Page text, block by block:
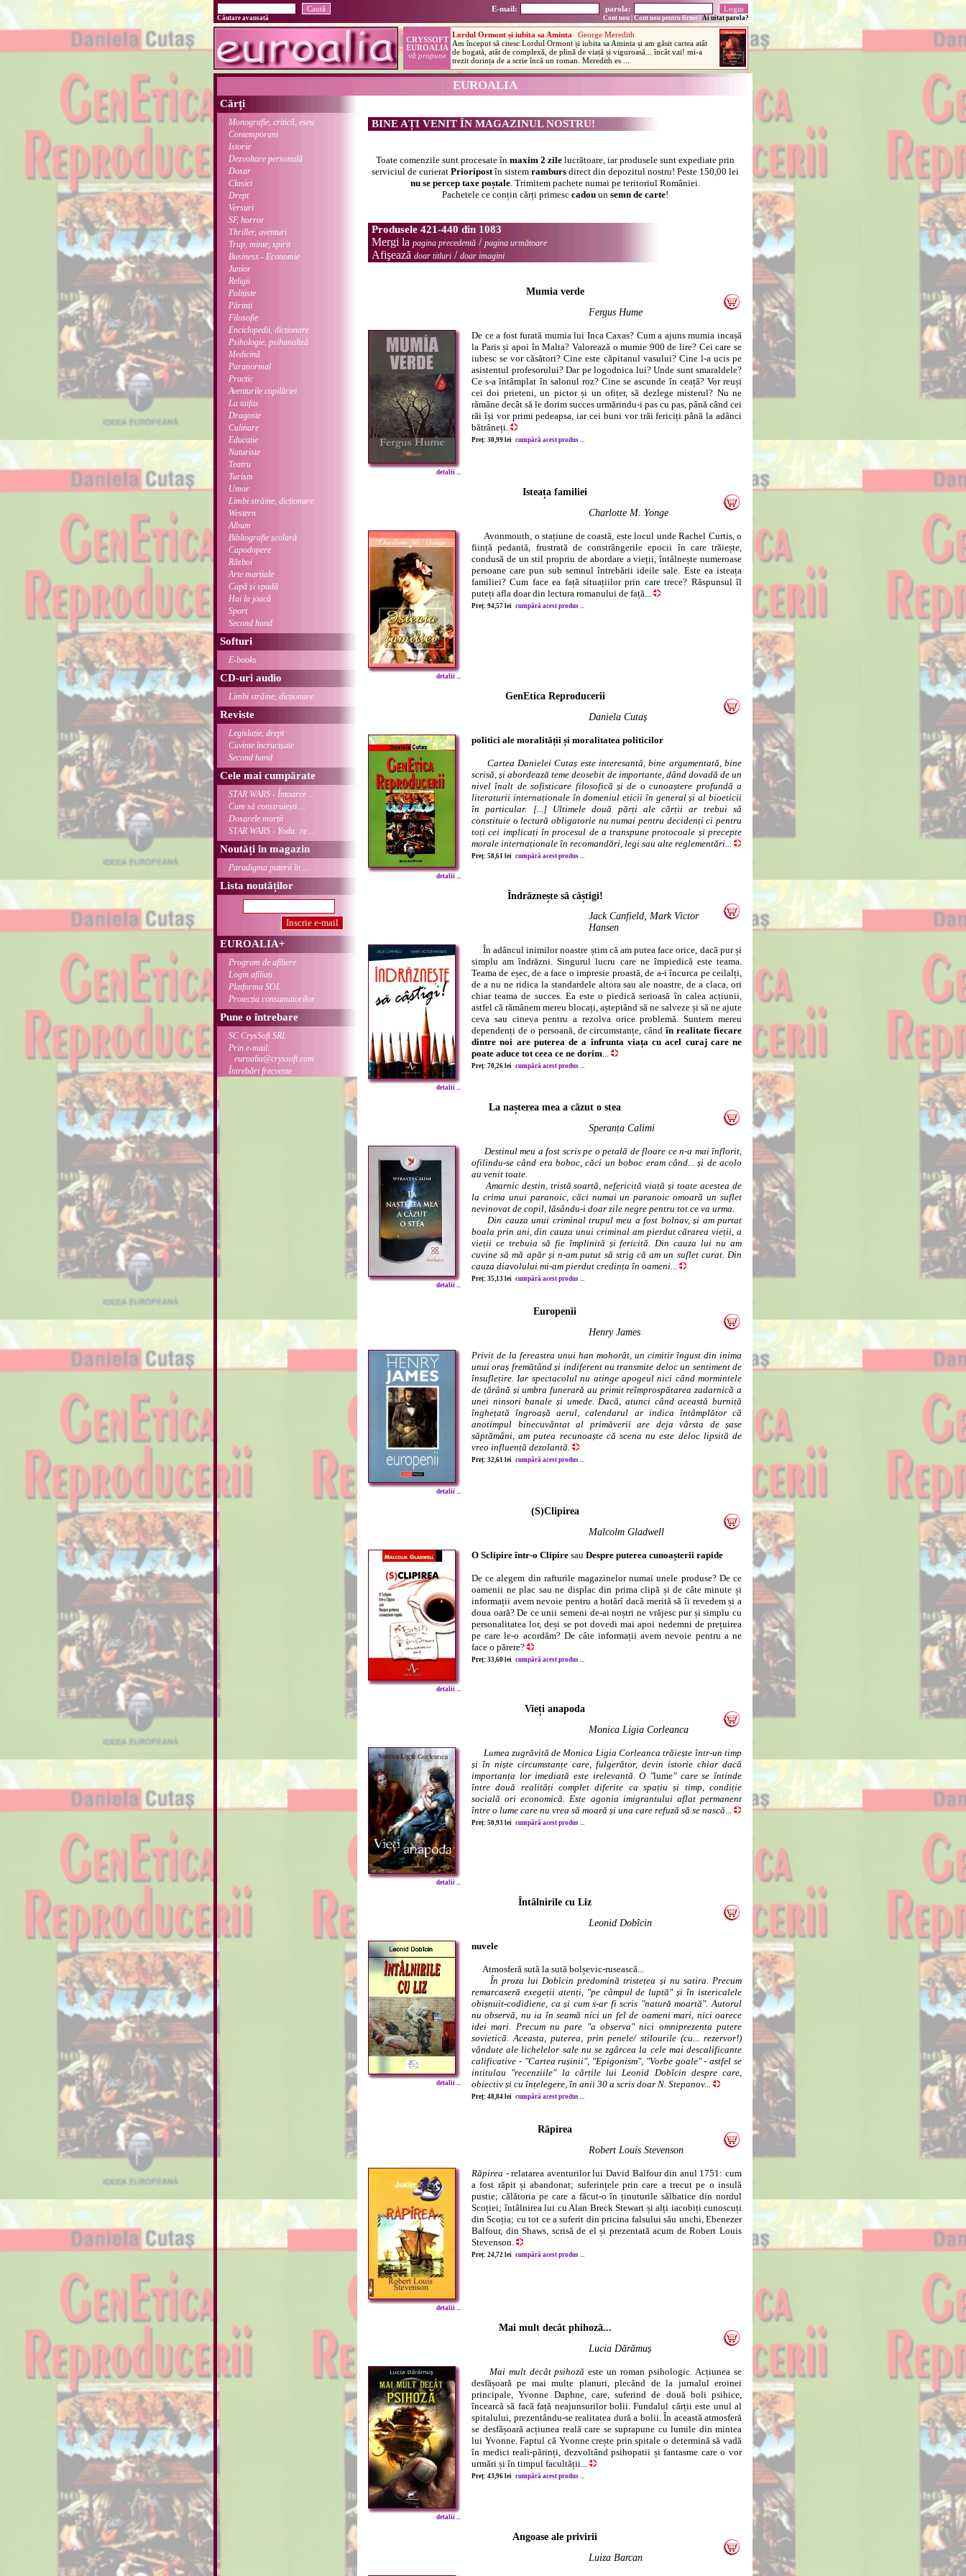
E-mail: parola:
Căutare avansată Cont nou Cont nou pentru firme Ai uitat parola?
EUROALIA
Cărți
Monografie, critică, eseu
Contemporani
Istorie
Dezvoltare personală
Dosar
Clasici
Drept
Versuri
SF, horror
Thriller, aventuri
Trup, minte, spirit
Business - Economie
Junior
Religii
Polițiste
Părinți
Filosofie
Enciclopedii, dicționare
Psihologie, psihanaliză
Medicină
Paranormal
Practic
Aventurile copilăriei
La taifas
Dragoste
Culinare
Educație
Naturiste
Teatru
Turism
Umor
Limbi străine, dicționare
Western
Album
Bibliografie școlară
Capodopere
Război
Arte marțiale
Capă și spadă
Hai la joacă
Sport
Second hand
Softuri
E-books
CD-uri audio
Limbi străine, dicționare
Reviste
Legislație, drept
Cuvinte încrucișate
Second hand
Cele mai cumpărate
STAR WARS - Întoarce ...
Cum să construiești ...
Dosarele morții
STAR WARS - Yoda: re ...
Noutăți în magazin
Paradigma puterii în ...
Lista noutăților
EUROALIA+
Program de afiliere
Login afiliați
Platforma SOL
Protecția consumatorilor
Pune o întrebare
SC CrysSoft SRL
Prin e-mail:
euroalia@cryssoft.com
Întrebări frecvente
BINE AȚI VENIT ÎN MAGAZINUL NOSTRU!
Toate comenzile sunt procesate în maxim 2 zilelucrătoare, iar produsele sunt expediate prin
serviciul de curierat Prioripostîn sistem rambursdirect din depozitul nostru! Peste 150,00 lei
nu se percep taxe poștale. Trimitem pachete numai pe teritoriul României.
Pachetele ce conțin cărți primesc cadouun semn de carte!
Produsele 421-440 din 1083
Mergi la pagina precedentă / pagina următoare
Afişează doar titluri / doar imagini
Mumia verde
Fergus Hume
detalii ...
De ce a fost furată mumia lui Inca Caxas? Cum a ajuns mumia incașă
la Paris și apoi în Malta? Valorează o mumie 900 de lire? Cei care se
iubesc se vor căsători? Cine este căpitanul vasului? Cine l-a ucis pe
asistentul profesorului? Dar pe logodnica lui? Unde sunt smaraldele?
Ce s-a întâmplat în salonul roz? Cine se ascunde în ceață? Vor reuși
cei doi prieteni, un pictor și un ofițer, să dezlege misterul? Nu ne
rămâne decât să le dorim succes urmărindu-i pas cu pas, până când cei
răi își vor primi pedeapsa, iar cei buni vor trăi fericiți până la adânci
bătrâneți.
Preț: 30,99 lei cumpără acest produs ...
Isteața familiei
Charlotte M. Yonge
detalii ...
Avonmouth, o stațiune de coastă, este locul unde Rachel Curtis, o
ființă pedantă, frustrată de constrângerile epocii în care trăiește,
condusă de un stil propriu de abordare a vieții, întâlnește numeroase
persoane care pun sub semnul întrebării ideile sale. Este ea isteața
familiei? Cum face ea față situațiilor prin care trece? Răspunsul îl
puteți afla doar din lectura romanului de față...
Preț: 94,57 lei cumpără acest produs ...
GenEtica Reproducerii
Daniela Cutaș
detalii ...
politici ale moralității și moralitatea politicilor
Cartea Danielei Cutaș este interesantă, bine argumentată, bine
scrisă, și abordează teme deosebit de importante, dând dovadă de un
nivel înalt de sofisticare filosofică și de o cunoaștere profundă a
literaturii internaționale în domeniul eticii în general și al bioeticii
în particular. [...] Ultimele două părți ale cărții ar trebui să
constituie o lectură obligatorie nu numai pentru decidenți ci pentru
toți cei implicați în procesul de a transpune protocoale și precepte
morale internaționale în recomandări, legi sau alte reglementări...
Preț: 58,61 lei cumpără acest produs ...
Îndrăznește să câștigi!
Jack Canfield, Mark Victor
Hansen
detalii ...
În adâncul inimilor noastre știm că am putea face orice, dacă pur și
simplu am îndrăzni. Singurul lucru care ne împiedică este teama.
Teama de eșec, de a face o impresie proastă, de a-i încurca pe ceilalți,
de a nu ne ridica la standardele altora sau ale noastre, de a claca, ori
chiar teama de succes. Ea este o piedică serioasă în calea acțiunii,
astfel că rămânem mereu blocați, așteptând să ne salveze și să ne ajute
ceva sau cineva pentru a rezolva orice problemă. Suntem mereu
dependenți de o persoană, de circumstanțe, cândîn realitate fiecare
dintre noi are puterea de a înfrunta viața cu acel curaj care ne
poate aduce tot ceea ce ne dorim...
Preț: 70,26 lei cumpără acest produs ...
La nașterea mea a căzut o stea
Speranța Calimi
detalii ...
Destinul meu a fost scris pe o petală de floare ce n-a mai înflorit,
ofilindu-se când era boboc, căci un boboc eram când... și de acolo
au venit toate.
Amarnic destin, tristă soartă, nefericită viață și toate acestea de
la crima unui paranoic, căci numai un paranoic omoară un suflet
nevinovat de copil, lăsându-i doar zile negre pentru tot ce va urma.
Din cauza unui criminal trupul meu a fost bolnav, și am purtat
boala prin ani, din cauza unui criminal am pierdut cărarea vieții, a
vieții ce trebuia să fie împlinită și fericită. Din cauza lui nu am
cuvine să mă apăr și n-am putut să strig că am un suflet curat. Din
cauza diavolului mi-am pierdut credința în oameni...
Preț: 35,13 lei cumpără acest produs ...
Europenii
Henry James
detalii ...
Privit de la fereastra unui han mohorât, un cimitir îngust din inima
unui oraș fremătând și indiferent nu transmite deloc un sentiment de
însuflețire. Iar spectacolul nu atinge apogeul nici când mormintele
de țărână și umbra funerară au primit reîmprospătarea zadarnică a
unei ninsori banale și umede. Dacă, atunci când această burniță
înghețată îngroașă aerul, calendarul ar indica întâmplător că
anotimpul binecuvântat al primăverii are deja vârsta de șase
săptămâni, am putea recunoaște că scena nu este deloc lipsită de
vreo influență dezolantă.
Preț: 32,61 lei cumpără acest produs ...
(S)Clipirea
Malcolm Gladwell
detalii ...
O Sclipire într-o Clipire sau Despre puterea cunoașterii rapide
De ce alegem din rafturile magazinelor numai unele produse? De ce
oamenii ne plac sau ne displac din prima clipă și de câte minute și
informații avem nevoie pentru a hotărî dacă merită să îi revedem și a
doua oară? De ce unii semeni de-ai noștri ne vrăjesc pur și simplu cu
personalitatea lor, deși se pot dovedi mai apoi nedemni de prețuirea
pe care le-o acordăm? De câte informații avem nevoie pentru a ne
face o părere?
Preț: 33,60 lei cumpără acest produs ...
Vieți anapoda
Monica Ligia Corleanca
detalii ...
Lumea zugrăvită de Monica Ligia Corleanca trăiește într-un timp
și în niște circumstanțe care, fulgerător, devin istorie chiar dacă
importanța lor imediată este irelevantă. O "lume" care se întinde
între două realități complet diferite ca spațiu și timp, condiție
socială ori economică. Este agonia imigrantului aflat permanent
între o lume care nu vrea să moară și una care refuză să se nască...
Preț: 50,93 lei cumpără acest produs ...
Întâlnirile cu Liz
Leonid Dobîcin
detalii ...
nuvele
Atmosferă sută la sută bolșevic-rusească...
În proza lui Dobîcin predomină tristețea și nu satira. Precum
remarcaseră exegeții atenți, "pe câmpul de luptă" și în istericalele
obișnuit-codidiene, ca și cum s-ar fi scris "natură moartă". Autorul
nu observă, nu ia în seamă nici un fel de oameni mari, nici oarece
idei mari. Precum nu pare "a observa" nici omniprezenta putere
sovietică. Aceasta, puterea, prin penele/ stilourile (cu... rezervor!)
vândute ale lichelelor sale nu se zgârcea la cele mai descalificante
calificative - "Cartea rușinii", "Epigonism", "Vorbe goale" - astfel se
intitulau "recenziile" la cărțile lui Leonid Dobîcin despre care,
obiectiv și cu înțelegere, în anii 30 a scris doar N. Stepanov...
Preț: 48,84 lei cumpără acest produs ...
Răpirea
Robert Louis Stevenson
detalii ...
Răpirea - relatarea aventurilor lui David Balfour din anul 1751: cum
a fost răpit și abandonat; suferințele prin care a trecut pe o insulă
pustie; călătoria pe care a făcut-o în ținuturile sălbatice din nordul
Scoției; întâlnirea lui cu Alan Breck Stewart și alți iacobiți cunoscuți
din Scoția; cu tot ce a suferit din pricina falsului său unchi, Ebenezer
Balfour, din Shaws, scrisă de el și prezentată acum de Robert Louis
Stevenson.
Preț: 24,72 lei cumpără acest produs ...
Mai mult decât phihoză...
Lucia Dărămuș
detalii ...
Mai mult decât psihoză este un roman psihologic. Acțiunea se
desfășoară pe mai multe planuri, plecând de la jurnalul eroinei
principale, Yvonne Daphne, care, suferind de două boli psihice,
încearcă să facă față neajunsurilor bolii. Fundalul cărții este unul al
spitalului, prezentându-se realitatea dură a bolii. În această atmosferă
se desfășoară acțiunea reală care se suprapune cu lumile din mintea
lui Yvonne. Faptul că Yvonne crește prin spitale o determină să vadă
în medici reali-părinți, dezvoltând psihopatii și fantasme care o vor
urmări și în timpul facultății...
Preț: 43,96 lei cumpără acest produs ...
Angoase ale privirii
Luiza Barcan